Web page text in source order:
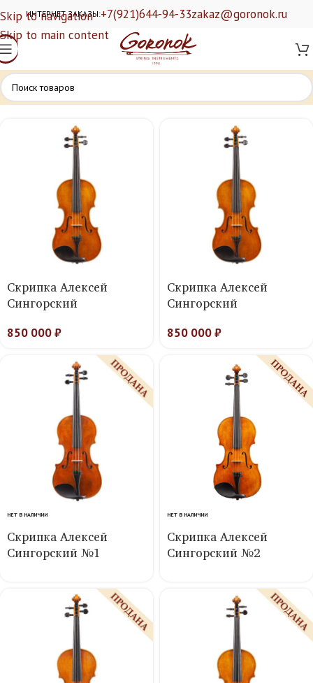
Skip to navigation
Skip to main content
ИНТЕРНЕТ ЗАКАЗЫ:+7(921)644-94-33zakaz@goronok.ru
Скрипка Алексей
Сингорский
850 000₽
Скрипка Алексей
Сингорский
850 000₽
НЕТ В НАЛИЧИИ
Скрипка Алексей
Сингорский №1
НЕТ В НАЛИЧИИ
Скрипка Алексей
Сингорский №2